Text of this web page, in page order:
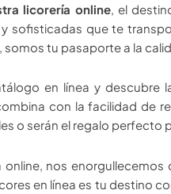
licorería online, el
sofisticadas que te
somos tu pasaporte a la
en línea y descubre
con la facilidad de
o serán el regalo perfecto
online, nos
en línea es tu destino